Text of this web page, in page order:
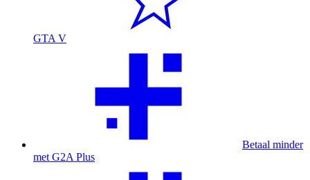
GTA V
Betaal minder
met G2A Plus